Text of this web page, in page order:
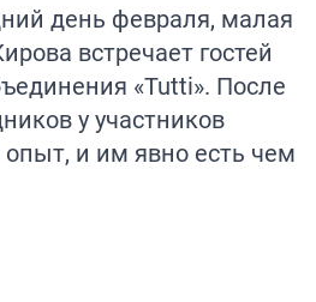
день февраля, малая
встречает гостей
«Tutti». После
у участников
и им явно есть чем